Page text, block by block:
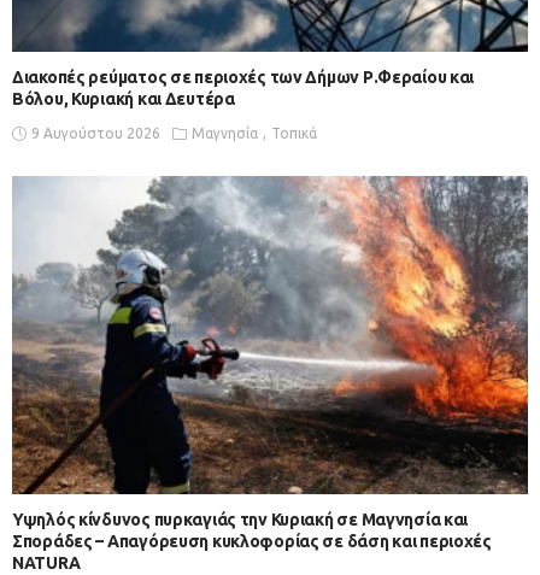
Διακοπές ρεύματος σε περιοχές των Δήμων Ρ.Φεραίου και
Βόλου, Κυριακή και Δευτέρα
9 Αυγούστου 2026 Μαγνησία Τοπικά
Υψηλός κίνδυνος πυρκαγιάς την Κυριακή σε Μαγνησία και
Σποράδες – Απαγόρευση κυκλοφορίας σε δάση και περιοχές
NATURA